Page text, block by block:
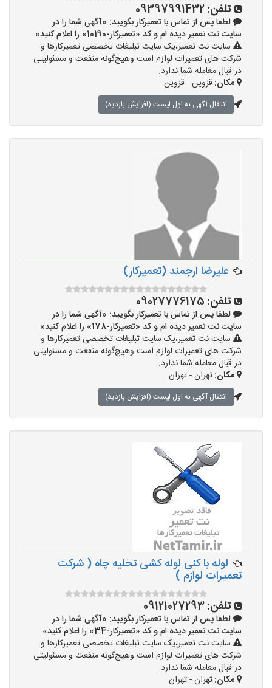
تلفن:09397991432
لطفا پس از تماس با تعمیرکار بگویید: «آگهی شما را در
سایت نت تعمیر دیده ام و کد «تعمیرکار-10190» را اعلام کنید»
سایت نت تعمیر،یک سایت تبلیغات تخصصی تعمیرکارها و
شرکت های تعمیرات لوازم است وهیچ‌گونه منفعت و مسئولیتی
در قبال معامله شما ندارد.
مکان: قزوین - قزوین
انتقال آگهی به اول لیست (افزایش بازدید)
علیرضا ارجمند (تعمیرکار)
تلفن: 09027776175
لطفا پس از تماس با تعمیرکار بگویید: «آگهی شما را در
سایت نت تعمیر دیده ام و کد «تعمیرکار-178» را اعلام کنید»
سایت نت تعمیر،یک سایت تبلیغات تخصصی تعمیرکارها و
شرکت های تعمیرات لوازم است وهیچ‌گونه منفعت و مسئولیتی
در قبال معامله شما ندارد.
مکان:تهران - تهران
انتقال آگهی به اول لیست (افزایش بازدید)
لوله با کنی لوله کشی تخلیه چاه ( شرکت
تعمیرات لوازم )
تلفن:09121027293
لطفا پس از تماس با تعمیرکار بگویید: «آگهی شما را در
سایت نت تعمیر دیده ام و کد «تعمیرکار-34» را اعلام کنید»
سایت نت تعمیر،یک سایت تبلیغات تخصصی تعمیرکارها و
شرکت های تعمیرات لوازم است وهیچ‌گونه منفعت و مسئولیتی
در قبال معامله شما ندارد.
مکان:تهران - تهران